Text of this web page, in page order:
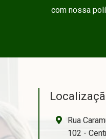
com nossa
Rua
102 -